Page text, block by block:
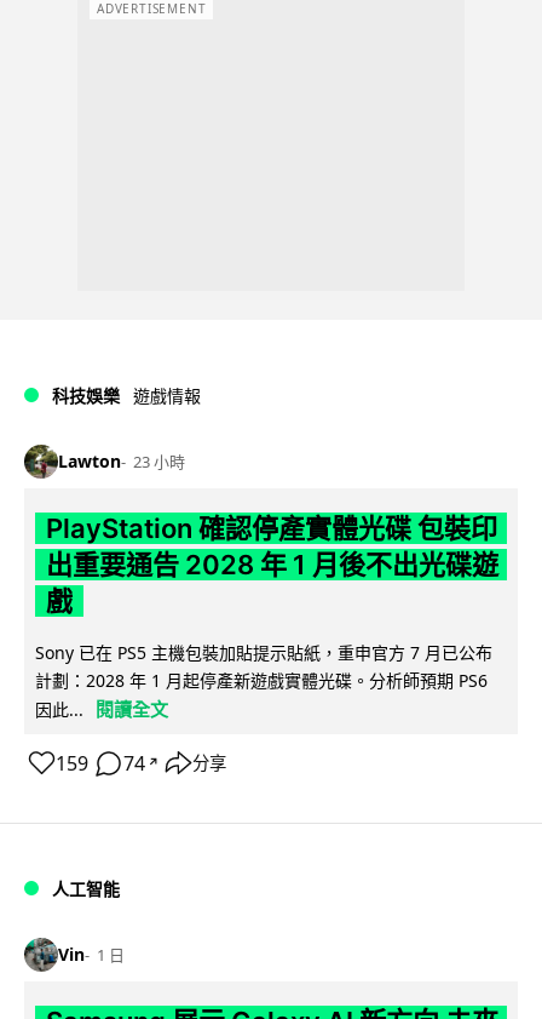
ADVERTISEMENT
科技娛樂 遊戲情報
Lawton 23 小時
PlayStation 確認停產實體光碟 包裝印
出重要通告 2028 年 1 月後不出光碟遊
戲
Sony 已在 PS5 主機包裝加貼提示貼紙，重申官方 7 月已公布
計劃：2028 年 1 月起停產新遊戲實體光碟。分析師預期 PS6
因此...
閱讀全文
159 74 ↗ 分享
人工智能
Vin 1 日